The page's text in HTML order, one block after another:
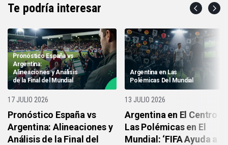
Te podría interesar
Pronóstico España vs
Argentina:
Alineaciones y Análisis
de la Final del Mundial
17 JULIO 2026
Pronóstico España vs
Argentina: Alineaciones y
Análisis de la Final del
Argentina en Las
Polémicas Del Mundial
13 JULIO 2026
Argentina en El Centro
Las Polémicas en El
Mundial: ‘FIFA Ayuda a